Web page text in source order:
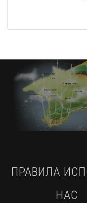
ПРАВИЛА
НАС